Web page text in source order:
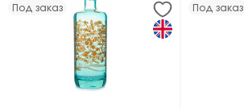
Под заказ Под заказ